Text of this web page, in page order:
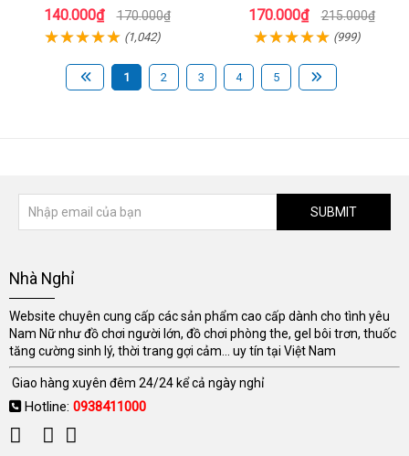
mạnh
140.000₫ 170.000₫
(1,042)
170.000₫ 215.000₫
(999)
1 2 3 4 5
SUBMIT
Nhà Nghỉ
Website chuyên cung cấp các sản phẩm cao cấp dành cho tình yêu
Nam Nữ như đồ chơi người lớn, đồ chơi phòng the, gel bôi trơn, thuốc
tăng cường sinh lý, thời trang gợi cảm... uy tín tại Việt Nam
Giao hàng xuyên đêm 24/24 kể cả ngày nghỉ
Hotline: 0938411000